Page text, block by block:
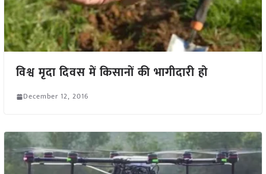
विश्व मृदा दिवस में किसानों की भागीदारी हो
December 12, 2016